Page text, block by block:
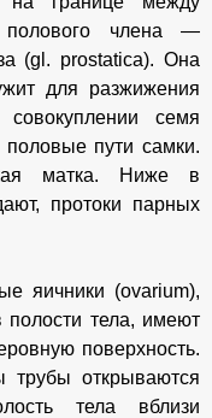
члена —
(gl. prostatica). Она
для разжижения
семя
пути самки.
матка. Ниже в
протоки парных
яичники (ovarium),
полости тела, имеют
поверхность.
открываются
тела вблизи